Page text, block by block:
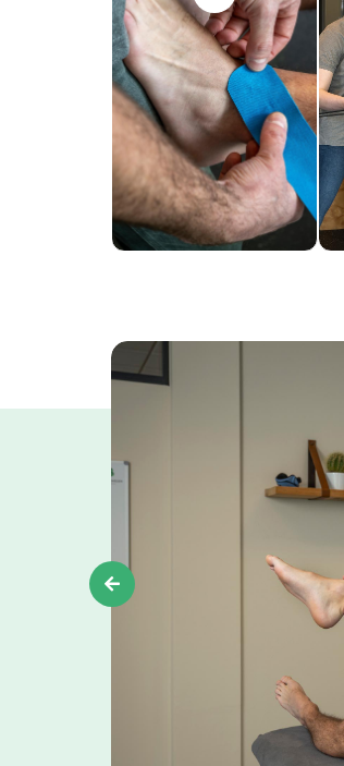
verbetert de
houding en
functionaliteit met
een persoonlijk
behandelplan.